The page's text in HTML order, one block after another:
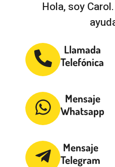
Hola, soy
Llamada
Telefónica
Mensaje
Whatsapp
Mensaje
Telegram